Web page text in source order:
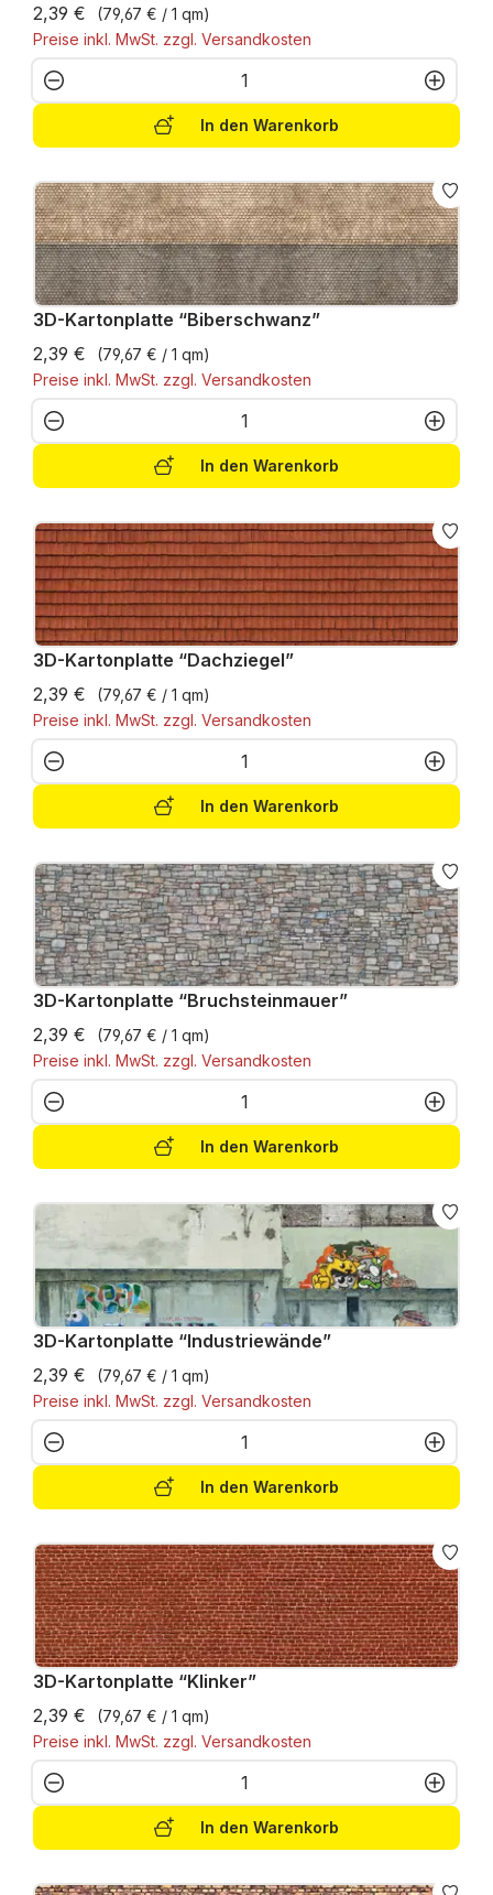
2,39 €
(79,67 € / 1 qm)
Preise inkl. MwSt. zzgl. Versandkosten
Produkt Anzahl: Gib den
In den Warenkorb
3D-Kartonplatte “Biberschwanz”
2,39 €
(79,67 € / 1 qm)
Preise inkl. MwSt. zzgl. Versandkosten
Produkt Anzahl: Gib den
In den Warenkorb
3D-Kartonplatte “Dachziegel”
2,39 €
(79,67 € / 1 qm)
Preise inkl. MwSt. zzgl. Versandkosten
Produkt Anzahl: Gib den
In den Warenkorb
3D-Kartonplatte “Bruchsteinmauer”
2,39 €
(79,67 € / 1 qm)
Preise inkl. MwSt. zzgl. Versandkosten
Produkt Anzahl: Gib den
In den Warenkorb
3D-Kartonplatte “Industriewände”
2,39 €
(79,67 € / 1 qm)
Preise inkl. MwSt. zzgl. Versandkosten
Produkt Anzahl: Gib den
In den Warenkorb
3D-Kartonplatte “Klinker”
2,39 €
(79,67 € / 1 qm)
Preise inkl. MwSt. zzgl. Versandkosten
Produkt Anzahl: Gib den
In den Warenkorb